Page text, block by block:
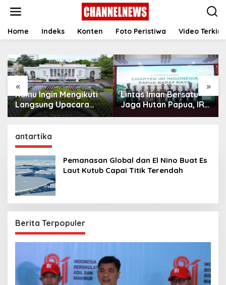
t
Home Indeks Konten Foto Peristiwa Video Terkini
« »
Kamu Ingin Mengikuti
Langsung Upacara
HUT Ke-81
Istana? Ini Link
Pendaftaran Resminya
di Sini
Lintas Iman Bersatu
Jaga Hutan Papua, IRI
Indonesia Resmikan
antartika
Pemanasan Global dan El Nino Buat Es
Laut Kutub Capai Titik Terendah
Berita Terpopuler